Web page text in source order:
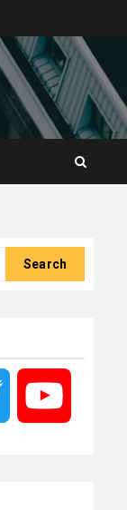
Twitter